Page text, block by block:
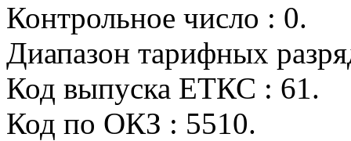
Контрольное число : 0.
Диапазон тарифных
Код выпуска ЕТКС : 61.
Код по ОКЗ : 5510.